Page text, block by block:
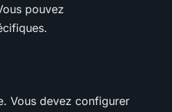
pouvez
Vous devez configurer